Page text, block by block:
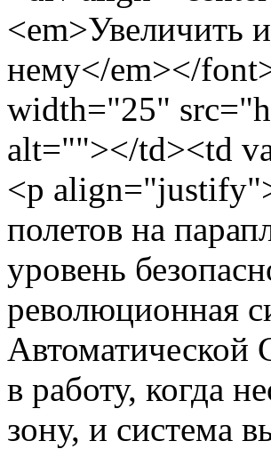
<em>Увеличить
нему</em></
width="25"
alt=""></td><td
<p
полетов на
уровень
революционная
Автоматической
в работу, когда
зону, и система